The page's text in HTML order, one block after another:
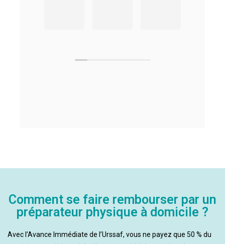
Comment se faire rembourser par un
préparateur physique à domicile ?
Avec l’Avance Immédiate de l’Urssaf, vous ne payez que 50 % du